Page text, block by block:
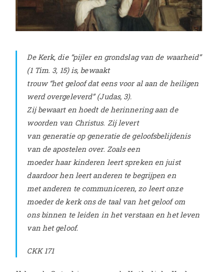
De Kerk, die “pijler en grondslag van de waarheid”
(1 Tim. 3, 15) is, bewaakt
trouw “het geloof dat eens voor al aan de heiligen
werd overgeleverd” (Judas, 3).
Zij bewaart en hoedt de herinnering aan de
woorden van Christus. Zij levert
van generatie op generatie de geloofsbelijdenis
van de apostelen over. Zoals een
moeder haar kinderen leert spreken en juist
daardoor hen leert anderen te begrijpen en
met anderen te communiceren, zo leert onze
moeder de kerk ons de taal van het geloof om
ons binnen te leiden in het verstaan en het leven
van het geloof.
CKK 171